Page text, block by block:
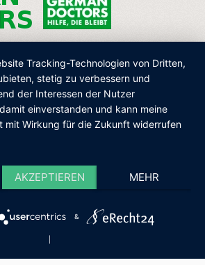
DATENSCHUTZ SHOP
Tracking-Technologien von Dritten,
stetig zu verbessern und
der Interessen der Nutzer
einverstanden und kann meine
mit Wirkung für die Zukunft widerrufen
AKZEPTIEREN MEHR
&